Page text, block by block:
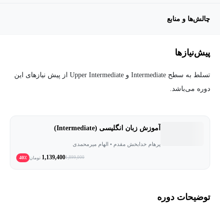
چالش‌ها و منابع
پیش‌نیاز‌ها
تسلط به سطح Intermediate و Upper Intermediate از پیش نیازهای این
دوره می‌باشد.
آموزش زبان انگلیسی (Intermediate)
پرهام خدابخش مقدم • الهام میرمحمدی
1,899,000
1,139,400 تومان 40٪
توضیحات دوره